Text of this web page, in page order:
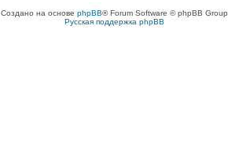
Создано на основе phpBB® Forum Software © phpBB Group
Русская поддержка phpBB